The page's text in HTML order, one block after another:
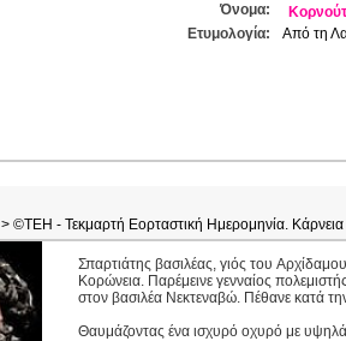
Όνομα:
Ετυμολογία:
Από τη
> ©ΤΕΗ - Τεκμαρτή Εορταστική Ημερομηνία. Κάρνεια
Σπαρτιάτης βασιλέας, γιός του
Kορώνεια. Παρέμεινε γενναίος
στον βασιλέα Nεκτεναβώ. Πέθανε κατά
Θαυμάζοντας ένα ισχυρό οχυρό με υψηλά